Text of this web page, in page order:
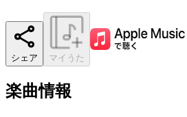
シェア マイうた
楽曲情報